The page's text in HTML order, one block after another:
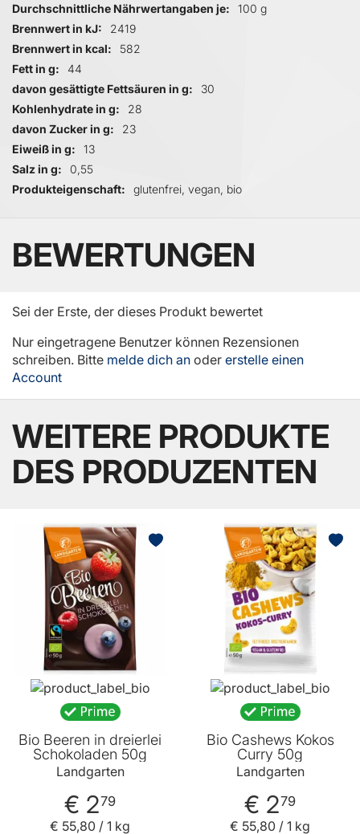
Durchschnittliche Nährwertangaben je
100 g
Brennwert in kJ
2419
Brennwert in kcal
582
Fett in g
44
davon gesättigte Fettsäuren in g
30
Kohlenhydrate in g
28
davon Zucker in g
23
Eiweiß in g
13
Salz in g
0,55
Produkteigenschaft
glutenfrei, vegan, bio
BEWERTUNGEN
Sei der Erste, der dieses Produkt bewertet
Nur eingetragene Benutzer können Rezensionen
schreiben. Bitte melde dich an oder erstelle einen
Account
WEITERE PRODUKTE
DES PRODUZENTEN
Bio Beeren in dreierlei
Schokoladen 50g
Landgarten
€ 279
€ 55,80 / 1 kg
Bio Cashews Kokos
Curry 50g
Landgarten
€ 279
€ 55,80 / 1 kg